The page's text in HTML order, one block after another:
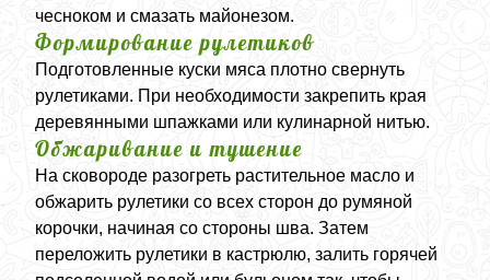
чесноком и смазать майонезом.
Формирование рулетиков
Подготовленные куски мяса плотно свернуть
рулетиками. При необходимости закрепить края
деревянными шпажками или кулинарной нитью.
Обжаривание и тушение
На сковороде разогреть растительное масло и
обжарить рулетики со всех сторон до румяной
корочки, начиная со стороны шва. Затем
переложить рулетики в кастрюлю, залить горячей